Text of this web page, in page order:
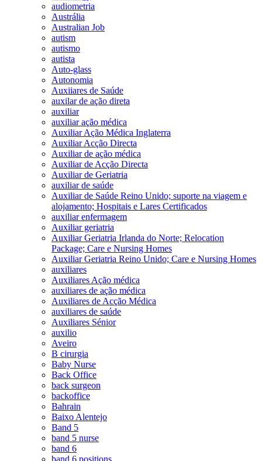
audiometria
Austrália
Australian Job
autism
autismo
autista
Auto-glass
Autonomia
Auxiiares de Saúde
auxilar de ação direta
auxiliar
auxiliar ação médica
Auxiliar Ação Médica Inglaterra
Auxiliar Acção Directa
Auxiliar de ação médica
Auxiliar de Acção Directa
Auxiliar de Geriatria
auxiliar de saúde
Auxiliar de Saúde Reino Unido; suporte na viagem e
alojamento; Hospitais e Lares Certificados
auxiliar enfermagem
Auxiliar geriatria
Auxiliar Geriatria Irlanda do Norte; Relocation
Package; Care e Nursing Homes
Auxiliar Geriatria Reino Unido; Care e Nursing Homes
auxiliares
Auxiliares Ação médica
auxiliares de ação médica
Auxiliares de Acção Médica
auxiliares de saúde
Auxiliares Sénior
auxilio
Aveiro
B cirurgia
Baby Nurse
Back Office
back surgeon
backoffice
Bahrain
Baixo Alentejo
Band 5
band 5 nurse
band 6
band 6 positions